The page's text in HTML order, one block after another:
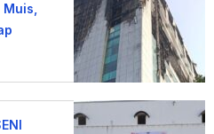
Muis,